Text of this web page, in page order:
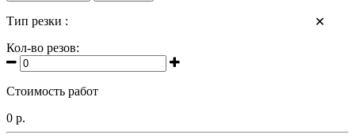
✕
Тип резки :
Кол-во резов:
Стоимость работ
0 р.